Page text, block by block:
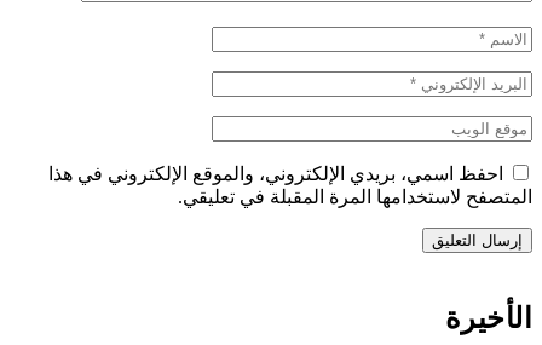
احفظ اسمي، بريدي الإلكتروني، والموقع الإلكتروني في هذا
المتصفح لاستخدامها المرة المقبلة في تعليقي.
الأخيرة